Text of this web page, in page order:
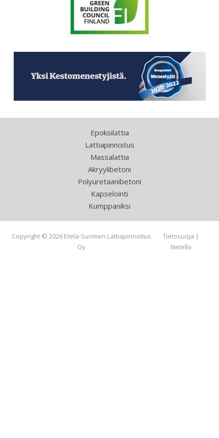
Epoksilattia
Lattiapinnoitus
Massalattia
Akryylibetoni
Polyuretaanibetoni
Kapselointi
Kumppaniksi
Copyright © 2026 Etelä-Suomen Lattiapinnoitus
Oy
Tietosuoja |
Netello